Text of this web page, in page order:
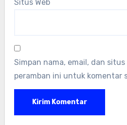
Situs Web
Simpan nama, email, dan situs
peramban ini untuk komentar